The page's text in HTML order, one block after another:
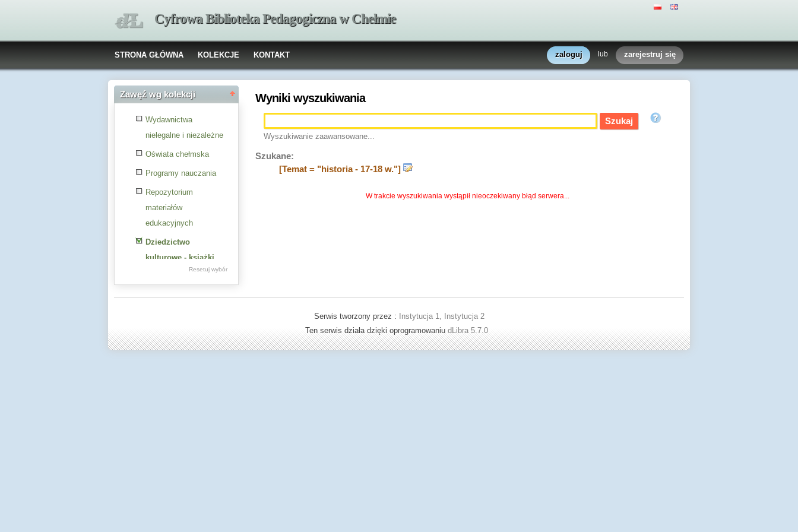
Cyfrowa Biblioteka Pedagogiczna w Chełmie
STRONA GŁÓWNA KOLEKCJE KONTAKT zaloguj lub zarejestruj się
Zawęź wg kolekcji
Wydawnictwa
nielegalne i niezależne
Oświata chełmska
Programy nauczania
Repozytorium
materiałów
edukacyjnych
Dziedzictwo
kulturowe - książki
Resetuj wybór
Wyniki wyszukiwania
Wyszukiwanie zaawansowane...
Szukane:
[Temat = "historia - 17-18 w."]
W trakcie wyszukiwania wystąpił nieoczekiwany błąd serwera...
Serwis tworzony przez :
Instytucja 1, Instytucja 2
Ten serwis działa dzięki oprogramowaniu dLibra 5.7.0